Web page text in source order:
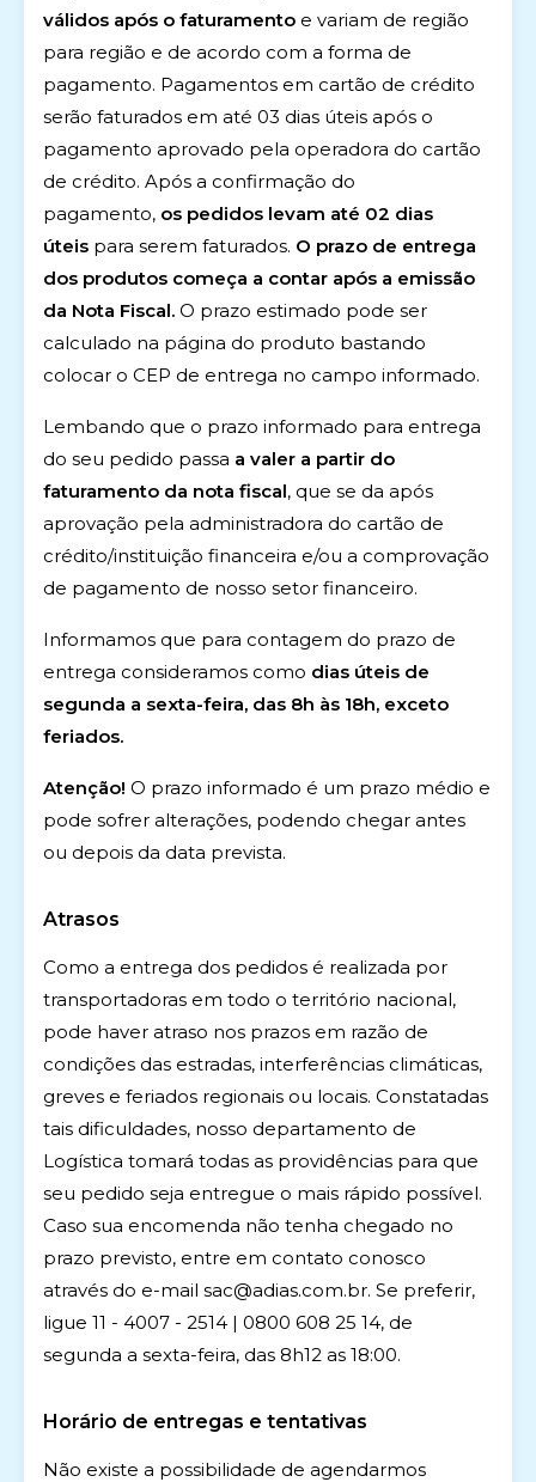
válidos após o faturamento e variam de região
para região e de acordo com a forma de
pagamento. Pagamentos em cartão de crédito
serão faturados em até 03 dias úteis após o
pagamento aprovado pela operadora do cartão
de crédito. Após a confirmação do
pagamento, os pedidos levam até 02 dias
úteis para serem faturados. O prazo de entrega
dos produtos começa a contar após a emissão
da Nota Fiscal. O prazo estimado pode ser
calculado na página do produto bastando
colocar o CEP de entrega no campo informado.
Lembando que o prazo informado para entrega
do seu pedido passa a valer a partir do
faturamento da nota fiscal, que se da após
aprovação pela administradora do cartão de
crédito/instituição financeira e/ou a comprovação
de pagamento de nosso setor financeiro.
Informamos que para contagem do prazo de
entrega consideramos como dias úteis de
segunda a sexta-feira, das 8h às 18h, exceto
feriados.
Atenção! O prazo informado é um prazo médio e
pode sofrer alterações, podendo chegar antes
ou depois da data prevista.
Atrasos
Como a entrega dos pedidos é realizada por
transportadoras em todo o território nacional,
pode haver atraso nos prazos em razão de
condições das estradas, interferências climáticas,
greves e feriados regionais ou locais. Constatadas
tais dificuldades, nosso departamento de
Logística tomará todas as providências para que
seu pedido seja entregue o mais rápido possível.
Caso sua encomenda não tenha chegado no
prazo previsto, entre em contato conosco
através do e-mail sac@adias.com.br. Se preferir,
ligue 11 - 4007 - 2514 | 0800 608 25 14, de
segunda a sexta-feira, das 8h12 as 18:00.
Horário de entregas e tentativas
Não existe a possibilidade de agendarmos